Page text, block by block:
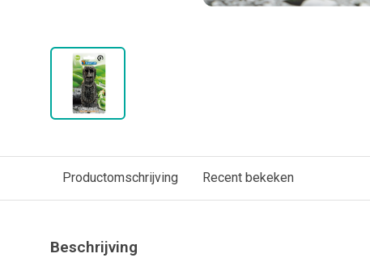
Productomschrijving Recent bekeken
Beschrijving